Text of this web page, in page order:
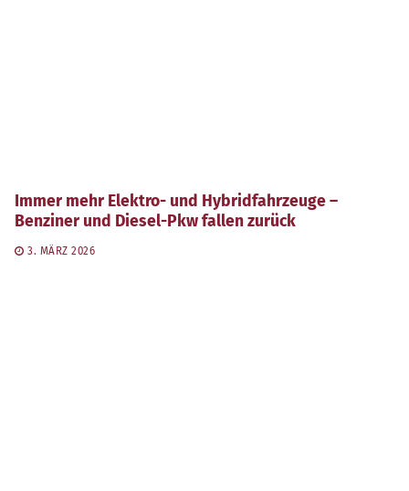
Immer mehr Elektro- und Hybridfahrzeuge –
Benziner und Diesel-Pkw fallen zurück
3. MÄRZ 2026